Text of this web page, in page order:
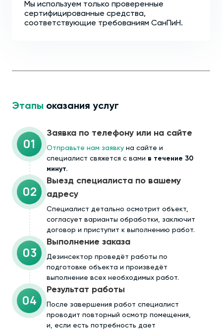
Мы используем только проверенные
сертифицированные средства,
соответствующие требованиям СанПиН.
Этапы оказания услуг
01
Заявка по телефону или на сайте
Отправьте нам заявку на сайте и
специалист свяжется с вами в течение 30
минут.
02
Выезд специалиста по вашему
адресу
Cпециалист детально осмотрит объект,
согласует варианты обработки, заключит
договор и приступит к выполнению работ.
03
Выполнение заказа
Дезинсектор проведёт работы по
подготовке объекта и произведёт
выполнение всех необходимых работ.
04
Результат работы
После завершения работ специалист
проводит повторный осмотр помещения,
и, если есть потребность дает